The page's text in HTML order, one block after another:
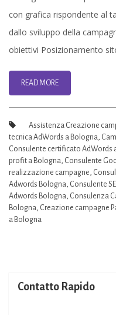
il
No
Profit
Bologna
|
ADS
Google
Bologna
con grafica rispondente al
dallo sviluppo della
obiettivi Posizionamento
READ MORE
Assistenza Creazione
tecnica AdWords a Bologna,
Consulente certificato AdWords
profit a Bologna, Consulente
realizzazione campagne,
Adwords Bologna, Consulente
Adwords Bologna, Consulenza
Bologna, Creazione campagne
a Bologna
Contatto Rapido